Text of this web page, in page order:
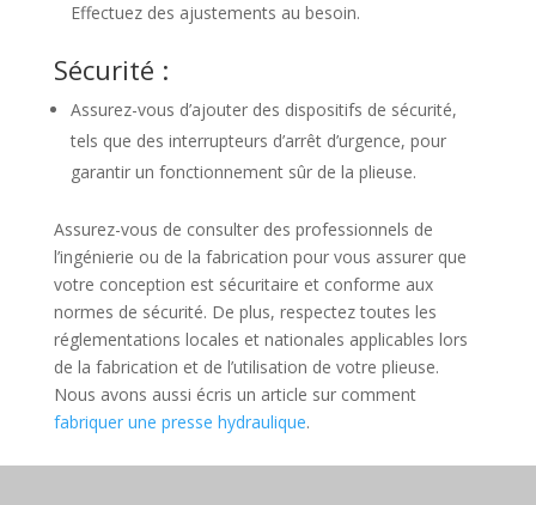
Effectuez des ajustements au besoin.
Sécurité :
Assurez-vous d’ajouter des dispositifs de sécurité,
tels que des interrupteurs d’arrêt d’urgence, pour
garantir un fonctionnement sûr de la plieuse.
Assurez-vous de consulter des professionnels de
l’ingénierie ou de la fabrication pour vous assurer que
votre conception est sécuritaire et conforme aux
normes de sécurité. De plus, respectez toutes les
réglementations locales et nationales applicables lors
de la fabrication et de l’utilisation de votre plieuse.
Nous avons aussi écris un article sur comment
fabriquer une presse hydraulique.